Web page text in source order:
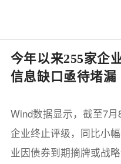
今年以来255家企
信息缺口亟待堵漏
Wind数据显示，截至7
企业终止评级，同比小
业因债券到期摘牌或战